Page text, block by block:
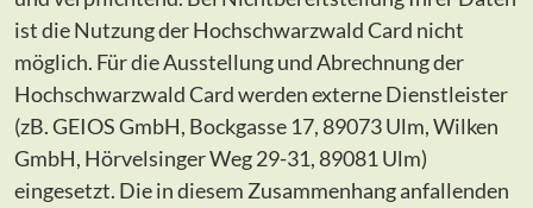
ist die Nutzung der Hochschwarzwald Card nicht
möglich. Für die Ausstellung und Abrechnung der
Hochschwarzwald Card werden externe Dienstleister
(zB. GEIOS GmbH, Bockgasse 17, 89073 Ulm, Wilken
GmbH, Hörvelsinger Weg 29-31, 89081 Ulm)
eingesetzt. Die in diesem Zusammenhang anfallenden